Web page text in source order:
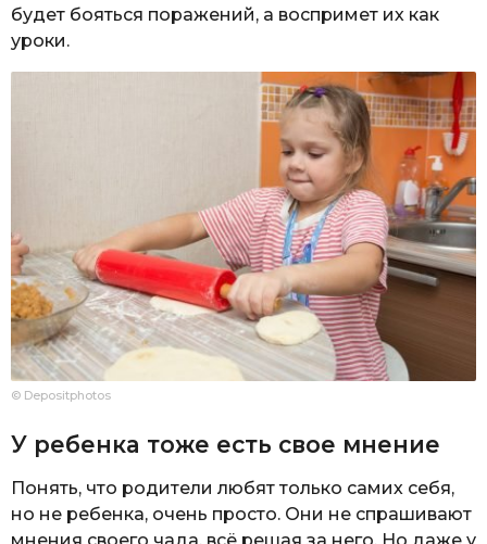
будет бояться поражений, а воспримет их как
уроки.
© Depositphotos
У ребенка тоже есть свое мнение
Понять, что родители любят только самих себя,
но не ребенка, очень просто. Они не спрашивают